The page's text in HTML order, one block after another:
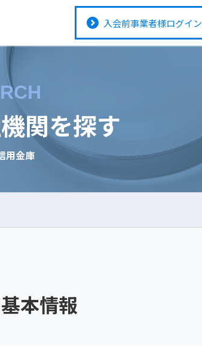
入会前事業者様ログイン
関を探す
用金庫
本情報